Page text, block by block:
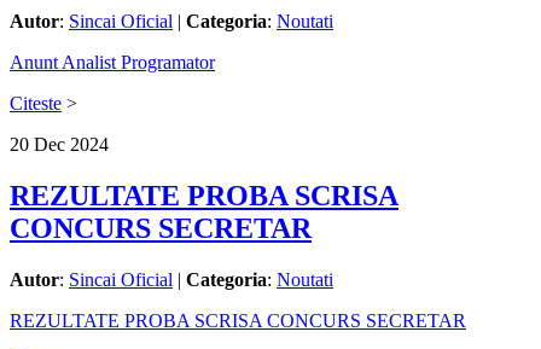
Autor: Sincai Oficial | Categoria: Noutati
Anunt Analist Programator
Citeste >
20 Dec 2024
REZULTATE PROBA SCRISA
CONCURS SECRETAR
Autor: Sincai Oficial | Categoria: Noutati
REZULTATE PROBA SCRISA CONCURS SECRETAR